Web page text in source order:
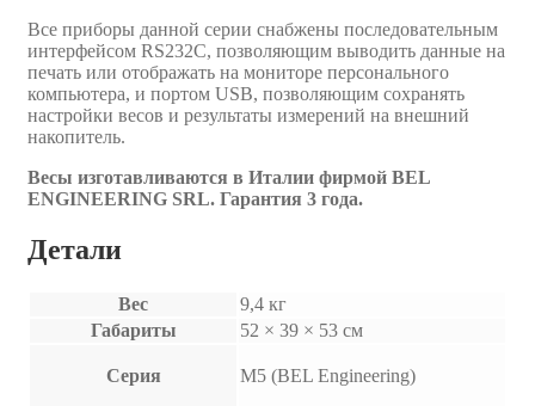
Все приборы данной серии снабжены последовательным
интерфейсом RS232C, позволяющим выводить данные на
печать или отображать на мониторе персонального
компьютера, и портом USB, позволяющим сохранять
настройки весов и результаты измерений на внешний
накопитель.
Весы изготавливаются в Италии фирмой BEL
ENGINEERING SRL. Гарантия 3 года.
Детали
Вес
9,4 кг
Габариты
52 × 39 × 53 см
Серия M5 (BEL Engineering)